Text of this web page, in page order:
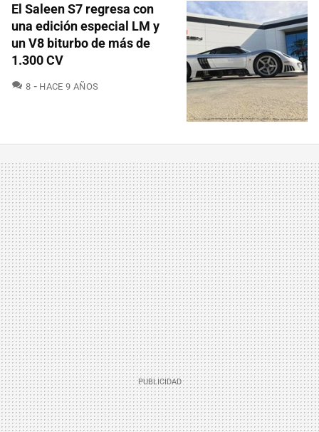
El Saleen S7 regresa con
una edición especial LM y
un V8 biturbo de más de
1.300 CV
8 COMENTARIOS
HACE 9 AÑOS